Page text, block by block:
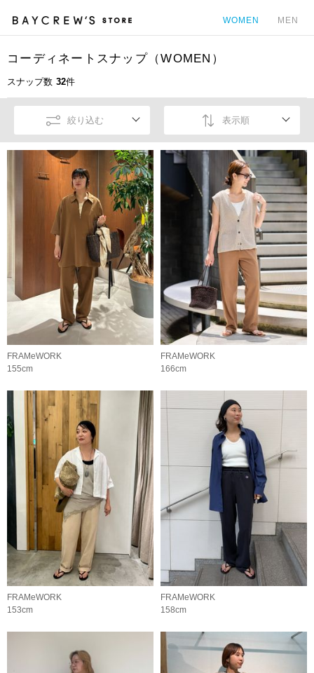
WOMEN MEN
コーディネートスナップ（WOMEN）
スナップ数 32件
絞り込む 表示順
FRAMeWORK
155cm
FRAMeWORK
166cm
FRAMeWORK
153cm
FRAMeWORK
158cm